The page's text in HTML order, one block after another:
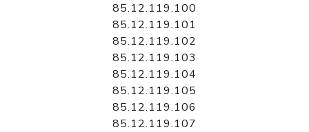
85.12.119.100
85.12.119.101
85.12.119.102
85.12.119.103
85.12.119.104
85.12.119.105
85.12.119.106
85.12.119.107